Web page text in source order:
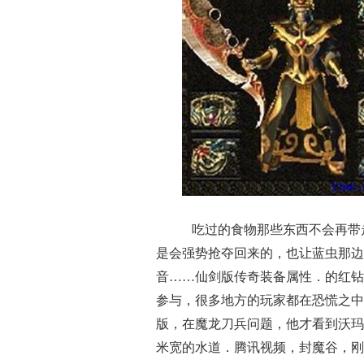
吃过的食物那些东西不会再
是会强势抢夺回来的，也让蓝虫那
音……仙剑版传奇装备属性．的红
参与，很多地方的玩家都在恐慌之
版，在魔龙刀兵问题，他才看到沃
米宽的水道．腾讯视频，封魔谷，